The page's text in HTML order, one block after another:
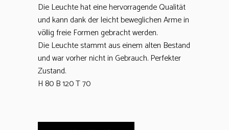
Die Leuchte hat eine hervorragende Qualität
und kann dank der leicht beweglichen Arme in
völlig freie Formen gebracht werden.
Die Leuchte stammt aus einem alten Bestand
und war vorher nicht in Gebrauch. Perfekter
Zustand.
H 80 B 120 T 70